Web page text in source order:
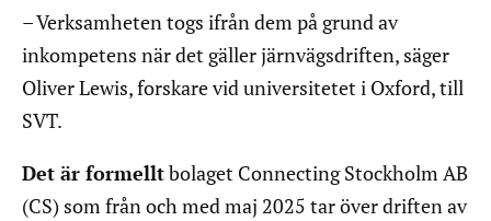
– Verksamheten togs ifrån dem på grund av
inkompetens när det gäller järnvägsdriften, säger
Oliver Lewis, forskare vid universitetet i Oxford, till
SVT.
Det är formelltbolaget Connecting Stockholm AB
(CS) som från och med maj 2025 tar över driften av